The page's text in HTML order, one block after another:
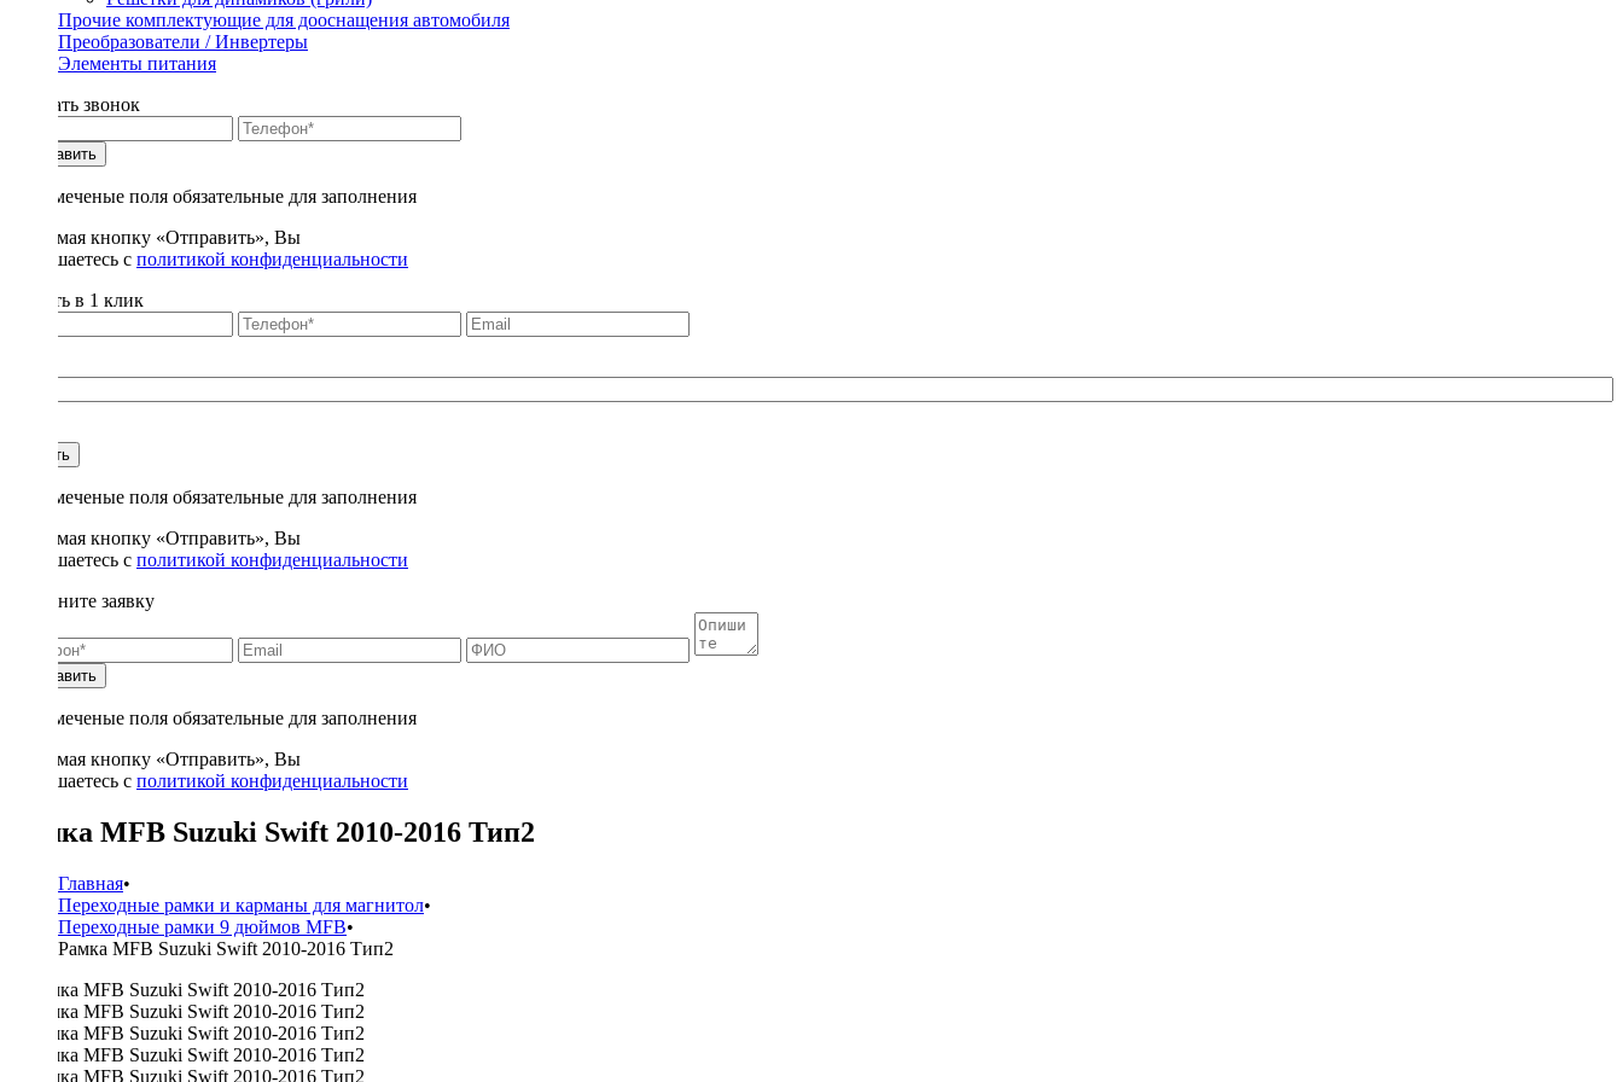
Прочие комплектующие для дооснащения автомобиля
Преобразователи / Инвертеры
Элементы питания
Заказать звонок
Отправить
* - отмеченые поля обязательные для заполнения
Нажимая кнопку «Отправить», Вы
соглашаетесь с политикой конфиденциальности
Купить в 1 клик
Купить
* - отмеченые поля обязательные для заполнения
Нажимая кнопку «Отправить», Вы
соглашаетесь с политикой конфиденциальности
Заполните заявку
Отправить
* - отмеченые поля обязательные для заполнения
Нажимая кнопку «Отправить», Вы
соглашаетесь с политикой конфиденциальности
Рамка MFB Suzuki Swift 2010-2016 Тип2
Главная•
Переходные рамки и карманы для магнитол•
Переходные рамки 9 дюймов MFB•
Рамка MFB Suzuki Swift 2010-2016 Тип2